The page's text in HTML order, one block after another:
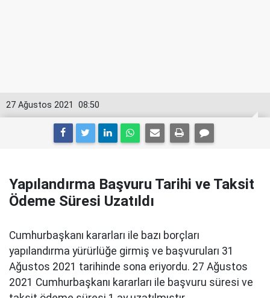
08:50
27 Ağustos 2021
Yapılandırma Başvuru Tarihi ve Taksit
Ödeme Süresi Uzatıldı
Cumhurbaşkanı kararları ile bazı borçları
yapılandırma yürürlüğe girmiş ve başvuruları 31
Ağustos 2021 tarihinde sona eriyordu. 27 Ağustos
2021 Cumhurbaşkanı kararları ile başvuru süresi ve